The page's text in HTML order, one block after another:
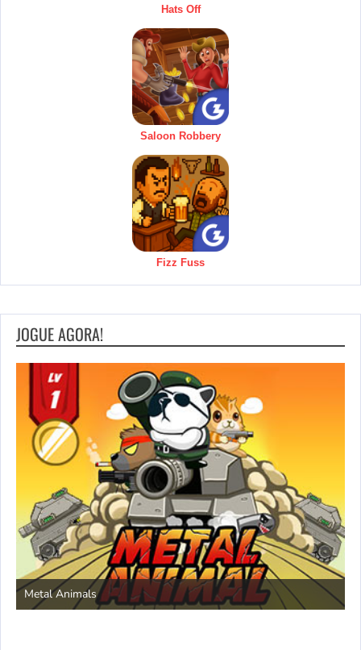
Hats Off
Saloon Robbery
Fizz Fuss
JOGUE AGORA!
Metal Animals